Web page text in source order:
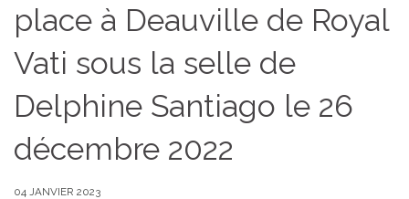
place à Deauville de Royal
Vati sous la selle de
Delphine Santiago le 26
décembre 2022
04 JANVIER 2023